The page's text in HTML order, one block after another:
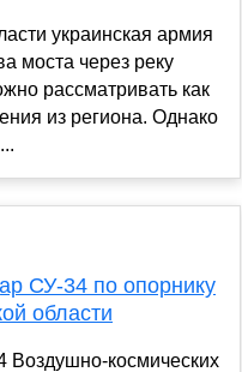
украинская армия
моста через реку
рассматривать как
из региона. Однако
СУ-34 по опорнику
области
Воздушно-космических